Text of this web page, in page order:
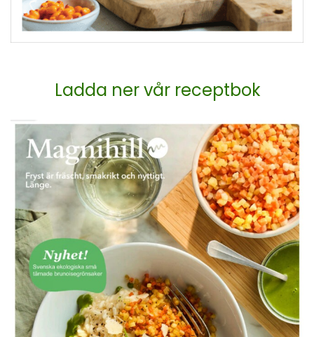
Ladda ner vår receptbok